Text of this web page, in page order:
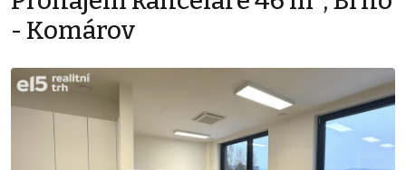
- Komárov